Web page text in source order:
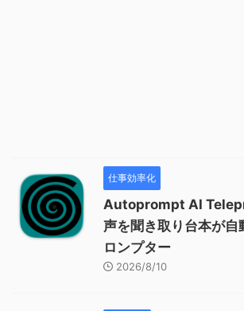
仕事効率化
Autoprompt AI
声を聞き取り台本が自
ロンプター
2026/8/10